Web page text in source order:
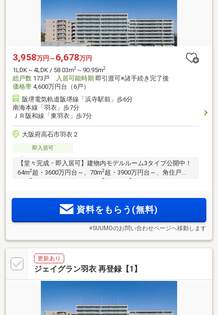
3,958万円～ 6,678万円
1LDK～4LDK / 58.03m2 ～90.95m2
総戸数 173戸 入居可能時期 即引渡可※諸手続き完了後
価格帯 4,600万円台（6戸）
阪堺電気軌道阪堺線「浜寺駅前」歩6分
南海本線「羽衣」歩7分
ＪＲ阪和線「東羽衣」歩7分
大阪府高石市羽衣２
即入居可
【堂々完成・即入居可】建物内モデルルーム3タイプ公開中！
64m2超・3600万円台～、70m2超・3900万円台～、角住戸
2 2 2
駅・阪堺電車利用可。「なんば」駅直通16分、「本町」駅27
分、「堺筋本町」駅28分資料をもらう(無料)
※SUUMOのお問い合わせページへ移動します
更新あり
ジェイグラン羽衣 再登録【1】